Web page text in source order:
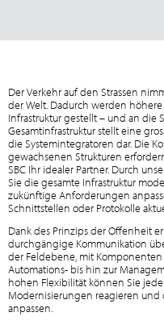
Der Verkehr auf den Strassen
der Welt. Dadurch werden
Infrastruktur gestellt – und an die
Gesamtinfrastruktur stellt eine
die Systemintegratoren dar. Die
gewachsenen Strukturen
SBC Ihr idealer Partner. Durch
Sie die gesamte Infrastruktur
zukünftige Anforderungen
Schnittstellen oder Protokolle
Dank des Prinzips der Offenheit
durchgängige Kommunikation
der Feldebene, mit Komponenten
Automations- bis hin zur
hohen Flexibilität können Sie
Modernisierungen reagieren und
anpassen.